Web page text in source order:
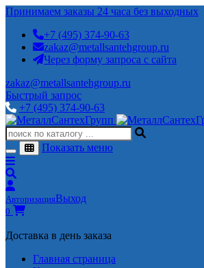
Принимаем заказы 24 часа без выходных
+7 (495) 374-90-63
zakaz@metallsantehgroup.ru
Через форму запроса с сайта
zakaz@metallsantehgroup.ru
Быстрый запрос
+7 (495) 374-90-63
Показать меню
АвторизацияВыход
0
Доставка в день заказа
Главная страница